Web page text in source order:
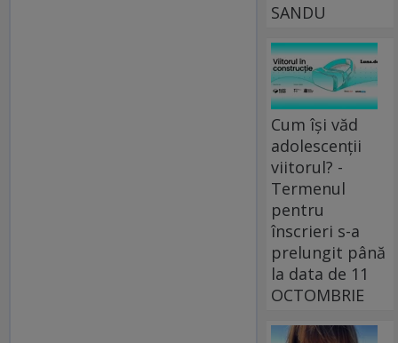
SANDU
Cum își văd
adolescenții
viitorul? -
Termenul
pentru
înscrieri s-a
prelungit până
la data de 11
OCTOMBRIE